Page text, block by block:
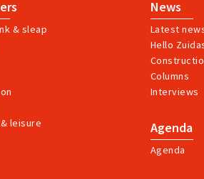
& sleap
leisure
News
Latest
Hello
Columns
Interviews
Agenda
Agenda